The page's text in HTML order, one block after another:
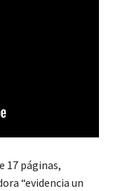
17 páginas,
“evidencia un